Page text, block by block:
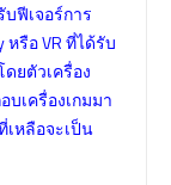
บฟีเจอร์การ
หรือ VR ที่ได้รับ
ยตัวเครื่อง
บเครื่องเกมมา
เหลือจะเป็น